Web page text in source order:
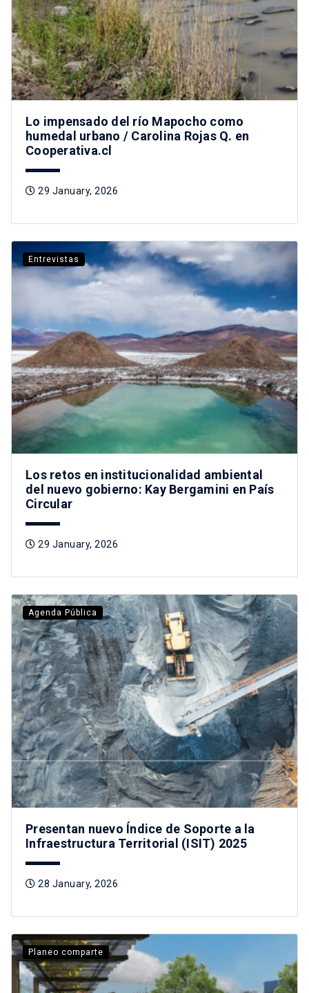
Lo impensado del río Mapocho como
humedal urbano / Carolina Rojas Q. en
Cooperativa.cl
29 January, 2026
Entrevistas
Los retos en institucionalidad ambiental
del nuevo gobierno: Kay Bergamini en País
Circular
29 January, 2026
Agenda Pública
Presentan nuevo Índice de Soporte a la
Infraestructura Territorial (ISIT) 2025
28 January, 2026
Planeo comparte